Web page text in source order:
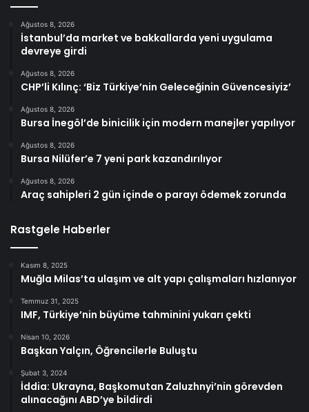
Ağustos 8, 2026
İstanbul’da market ve bakkallarda yeni uygulama
devreye girdi
Ağustos 8, 2026
CHP’li Kılınç: ‘Biz Türkiye’nin Geleceğinin Güvencesiyiz’
Ağustos 8, 2026
Bursa İnegöl’de binicilik için modern manejler yapılıyor
Ağustos 8, 2026
Bursa Nilüfer’e 7 yeni park kazandırılıyor
Ağustos 8, 2026
Araç sahipleri 2 gün içinde o parayı ödemek zorunda
Rastgele Haberler
Kasım 8, 2025
Muğla Milas’ta ulaşım ve alt yapı çalışmaları hızlanıyor
Temmuz 31, 2025
IMF, Türkiye’nin büyüme tahminini yukarı çekti
Nisan 10, 2026
Başkan Yalçın, Öğrencilerle Buluştu
Şubat 3, 2024
İddia: Ukrayna, Başkomutan Zaluzhnyi’nin görevden
alınacağını ABD’ye bildirdi